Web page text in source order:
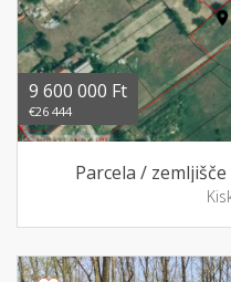
9 600 000 Ft
€26 444
Parcela /